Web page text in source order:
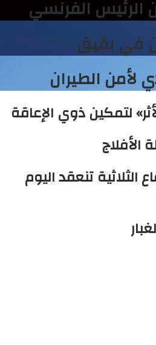
الرئيس الفرنسي
في بقيق
لأمن الطيران
لتمكين ذوي الإعاقة
تنعقد اليوم